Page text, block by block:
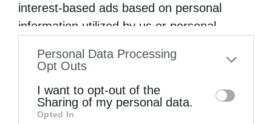
interest-based ads based on personal
information utilized by us or personal
to your opt-out. You may separately opt-out
information by third parties on the IAB’s list
of downstream participants. This
Personal Data Processing
Opt Outs
I want to opt-out of the
Sharing of my personal data.
Opted In